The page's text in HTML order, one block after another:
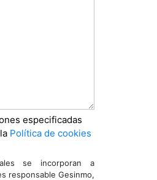
especificadas
Política de cookies
se incorporan a
responsable Gesinmo,